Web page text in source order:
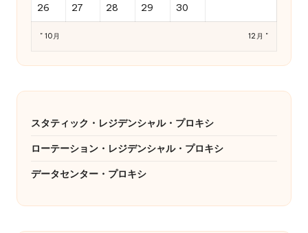
26 27 28 29 30
" 10月 12月 "
スタティック・レジデンシャル・プロキシ
ローテーション・レジデンシャル・プロキシ
データセンター・プロキシ